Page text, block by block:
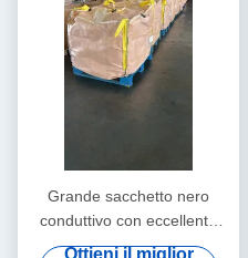
Grande sacchetto nero
conduttivo con eccellente
resistenza chimica